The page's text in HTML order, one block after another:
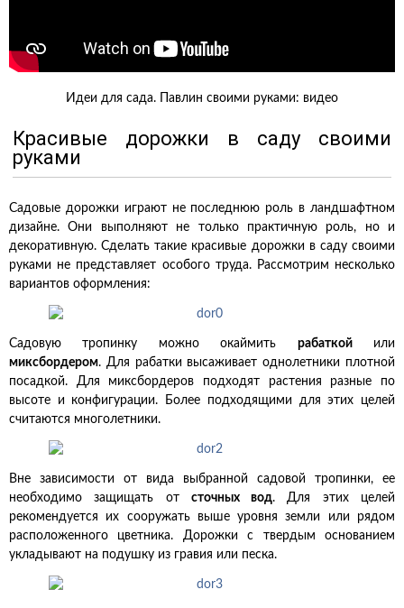
Идеи для сада. Павлин своими руками: видео
Красивые дорожки в саду своими
руками
Садовые дорожки играют не последнюю роль в ландшафтном
дизайне. Они выполняют не только практичную роль, но и
декоративную. Сделать такие красивые дорожки в саду своими
руками не представляет особого труда. Рассмотрим несколько
вариантов оформления:
Садовую тропинку можно окаймить рабаткойили
миксбордером. Для рабатки высаживает однолетники плотной
посадкой. Для миксбордеров подходят растения разные по
высоте и конфигурации. Более подходящими для этих целей
считаются многолетники.
Вне зависимости от вида выбранной садовой тропинки, ее
необходимо защищать от сточных вод. Для этих целей
рекомендуется их сооружать выше уровня земли или рядом
расположенного цветника. Дорожки с твердым основанием
укладывают на подушку из гравия или песка.